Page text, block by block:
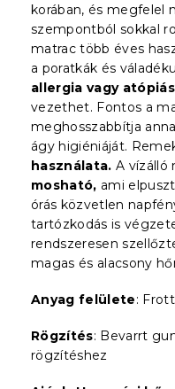
korában, és megfelel
szempontból sokkal
matrac több éves
a poratkák és
allergia vagy
vezethet. Fontos a
meghosszabbítja
ágy higiéniáját.
használata. A vízálló
mosható, ami
órás közvetlen
tartózkodás is
rendszeresen
magas és alacsony
Anyag felülete:
Rögzítés: Bevarrt
rögzítéshez